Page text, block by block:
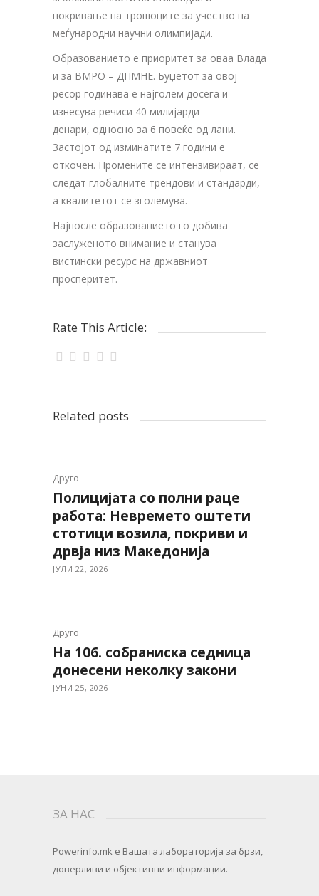
покривање на трошоците за учество на
меѓународни научни олимпијади.
Образованието е приоритет за оваа Влада
и за ВМРО – ДПМНЕ. Буџетот за овој
ресор годинава е најголем досега и
изнесува речиси 40 милијарди
денари, односно за 6 повеќе од лани.
Застојот од изминатите 7 години е
откочен. Промените се интензивираат, се
следат глобалните трендови и стандарди,
а квалитетот се зголемува.
Најпосле образованието го добива
заслуженото внимание и станува
вистински ресурс на државниот
просперитет.
Rate This Article:
Related posts
Друго
Полицијата со полни раце
работа: Невремето оштети
стотици возила, покриви и
дрвја низ Македонија
ЈУЛИ 22, 2026
Друго
На 106. собраниска седница
донесени неколку закони
ЈУНИ 25, 2026
ЗА НАС
Powerinfo.mk e Вашата лабораторија за брзи,
доверливи и објективни информации.